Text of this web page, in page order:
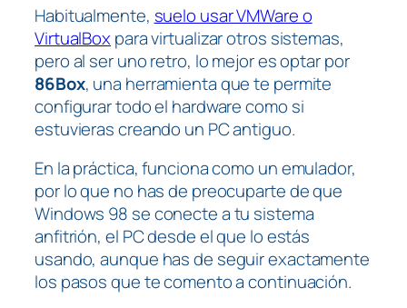
Habitualmente, suelo usar VMWare o
VirtualBoxpara virtualizar otros sistemas,
pero al ser uno retro, lo mejor es optar por
86Box, una herramienta que te permite
configurar todo el hardware como si
estuvieras creando un PC antiguo.
En la práctica, funciona como un emulador,
por lo que no has de preocuparte de que
Windows 98 se conecte a tu sistema
anfitrión, el PC desde el que lo estás
usando, aunque has de seguir exactamente
los pasos que te comento a continuación.